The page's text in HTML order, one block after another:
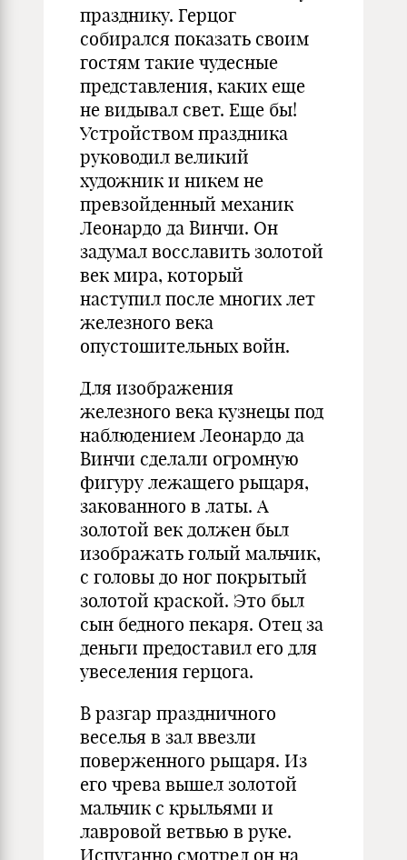
празднику. Герцог
собирался показать своим
гостям такие чудесные
представления, каких еще
не видывал свет. Еще бы!
Устройством праздника
руководил великий
художник и никем не
превзойденный механик
Леонардо да Винчи. Он
задумал восславить золотой
век мира, который
наступил после многих лет
железного века
опустошительных войн.
Для изображения
железного века кузнецы под
наблюдением Леонардо да
Винчи сделали огромную
фигуру лежащего рыцаря,
закованного в латы. А
золотой век должен был
изображать голый мальчик,
с головы до ног покрытый
золотой краской. Это был
сын бедного пекаря. Отец за
деньги предоставил его для
увеселения герцога.
В разгар праздничного
веселья в зал ввезли
поверженного рыцаря. Из
его чрева вышел золотой
мальчик с крыльями и
лавровой ветвью в руке.
Испуганно смотрел он на